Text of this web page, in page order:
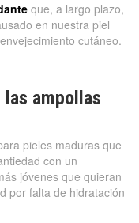
que, a largo plazo,
en nuestra piel
cutáneo.
las ampollas
pieles maduras que
con un
jóvenes que quieran
por falta de hidratación